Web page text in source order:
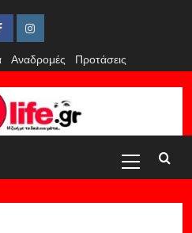
Instagram
Αναδρομές Προτάσεις
Menu